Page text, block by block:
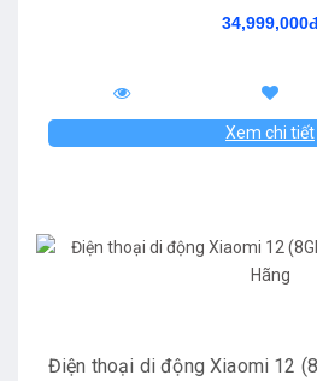
Xem chi tiết
Điện thoại di động Xiaomi 12